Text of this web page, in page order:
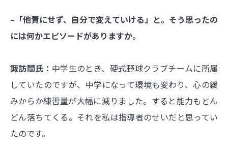
–「他責にせず、自分で変えていける」と。そう思ったの
には何かエピソードがありますか。
諏訪間氏： 中学生のとき、硬式野球クラブチームに所属
していたのですが、中学になって環境も変わり、心の緩
みからか練習量が大幅に減りました。すると能力もどん
どん落ちてくる。それを私は指導者のせいだと思ってい
たのです。